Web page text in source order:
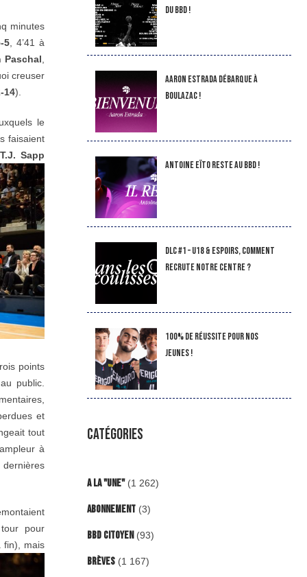
minutes
5, 4’41 à
Paschal,
creuser
14).
le
faisaient
T.J. Sapp
points
public.
et
tout
à
dernières
pour
fin), mais
DU BBD !
Aaron Estrada débarque à
Boulazac !
Antoine Eïto reste au BBD !
DLC #1 – U18 & Espoirs, comment
recrute notre Centre ?
100% de réussite pour nos
jeunes !
CATÉGORIES
A la "Une"(1 262)
Abonnement(3)
BBD Citoyen (93)
Brèves(1 167)